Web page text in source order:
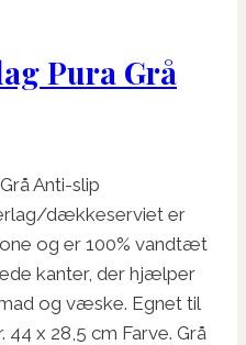
Pura Grå
Anti-slip
dækkeserviet er
og er 100% vandtæt
kanter, der hjælper
og væske. Egnet til
44 x 28,5 cm Farve. Grå